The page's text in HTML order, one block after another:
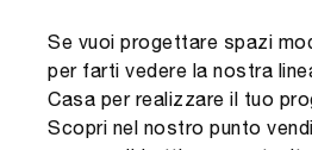
Se vuoi progettare spazi
per farti vedere la nostra
Casa per realizzare il tuo
Scopri nel nostro punto